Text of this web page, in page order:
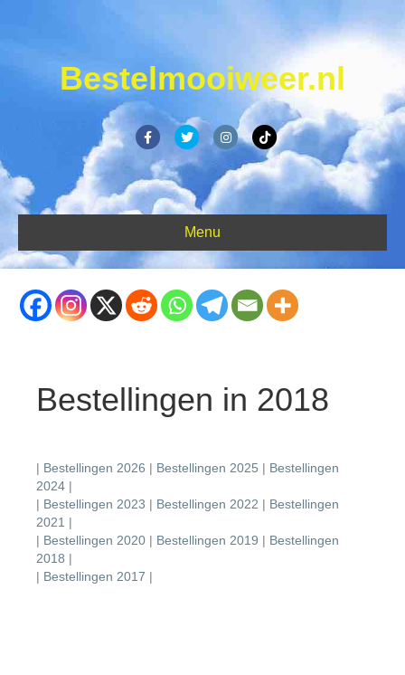
Bestelmooiweer.nl
FacebookTwitterInstagram
Tiktok
Menu
Bestellingen in 2018
| Bestellingen 2026 | Bestellingen 2025 | Bestellingen
2024 |
| Bestellingen 2023 | Bestellingen 2022 | Bestellingen
2021 |
| Bestellingen 2020 | Bestellingen 2019 | Bestellingen
2018 |
| Bestellingen 2017 |